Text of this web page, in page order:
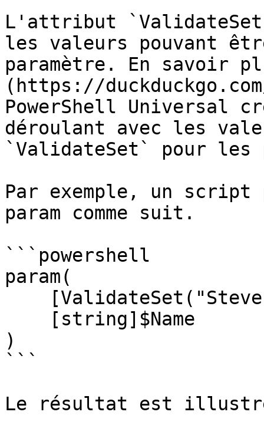
L'attribut
les valeurs pouvant
paramètre. En savoir
(https://
PowerShell Universal
déroulant avec les
`ValidateSet` pour les
Par exemple, un
param comme suit.
```powershell
param(
)
```
Le résultat est